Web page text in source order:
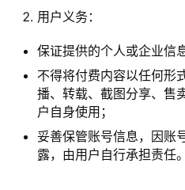
经
教
用户义务：
保证提供的个人或企业信
不得将付费内容以任何形
播、转载、截图分享、售
户自身使用；
妥善保管账号信息，因账
露，由用户自行承担责任。